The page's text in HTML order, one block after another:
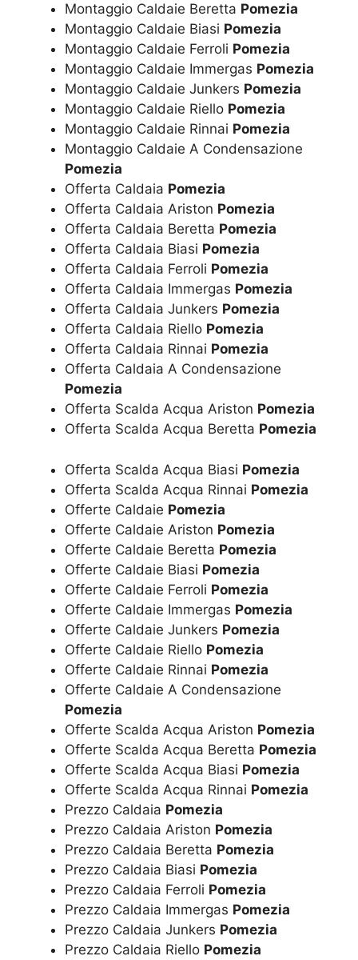
Montaggio Caldaie Beretta Pomezia
Montaggio Caldaie Biasi Pomezia
Montaggio Caldaie Ferroli Pomezia
Montaggio Caldaie Immergas Pomezia
Montaggio Caldaie Junkers Pomezia
Montaggio Caldaie Riello Pomezia
Montaggio Caldaie Rinnai Pomezia
Montaggio Caldaie A Condensazione
Pomezia
Offerta Caldaia Pomezia
Offerta Caldaia Ariston Pomezia
Offerta Caldaia Beretta Pomezia
Offerta Caldaia Biasi Pomezia
Offerta Caldaia Ferroli Pomezia
Offerta Caldaia Immergas Pomezia
Offerta Caldaia Junkers Pomezia
Offerta Caldaia Riello Pomezia
Offerta Caldaia Rinnai Pomezia
Offerta Caldaia A Condensazione
Pomezia
Offerta Scalda Acqua Ariston Pomezia
Offerta Scalda Acqua Beretta Pomezia
Offerta Scalda Acqua Biasi Pomezia
Offerta Scalda Acqua Rinnai Pomezia
Offerte Caldaie Pomezia
Offerte Caldaie Ariston Pomezia
Offerte Caldaie Beretta Pomezia
Offerte Caldaie Biasi Pomezia
Offerte Caldaie Ferroli Pomezia
Offerte Caldaie Immergas Pomezia
Offerte Caldaie Junkers Pomezia
Offerte Caldaie Riello Pomezia
Offerte Caldaie Rinnai Pomezia
Offerte Caldaie A Condensazione
Pomezia
Offerte Scalda Acqua Ariston Pomezia
Offerte Scalda Acqua Beretta Pomezia
Offerte Scalda Acqua Biasi Pomezia
Offerte Scalda Acqua Rinnai Pomezia
Prezzo Caldaia Pomezia
Prezzo Caldaia Ariston Pomezia
Prezzo Caldaia Beretta Pomezia
Prezzo Caldaia Biasi Pomezia
Prezzo Caldaia Ferroli Pomezia
Prezzo Caldaia Immergas Pomezia
Prezzo Caldaia Junkers Pomezia
Prezzo Caldaia Riello Pomezia